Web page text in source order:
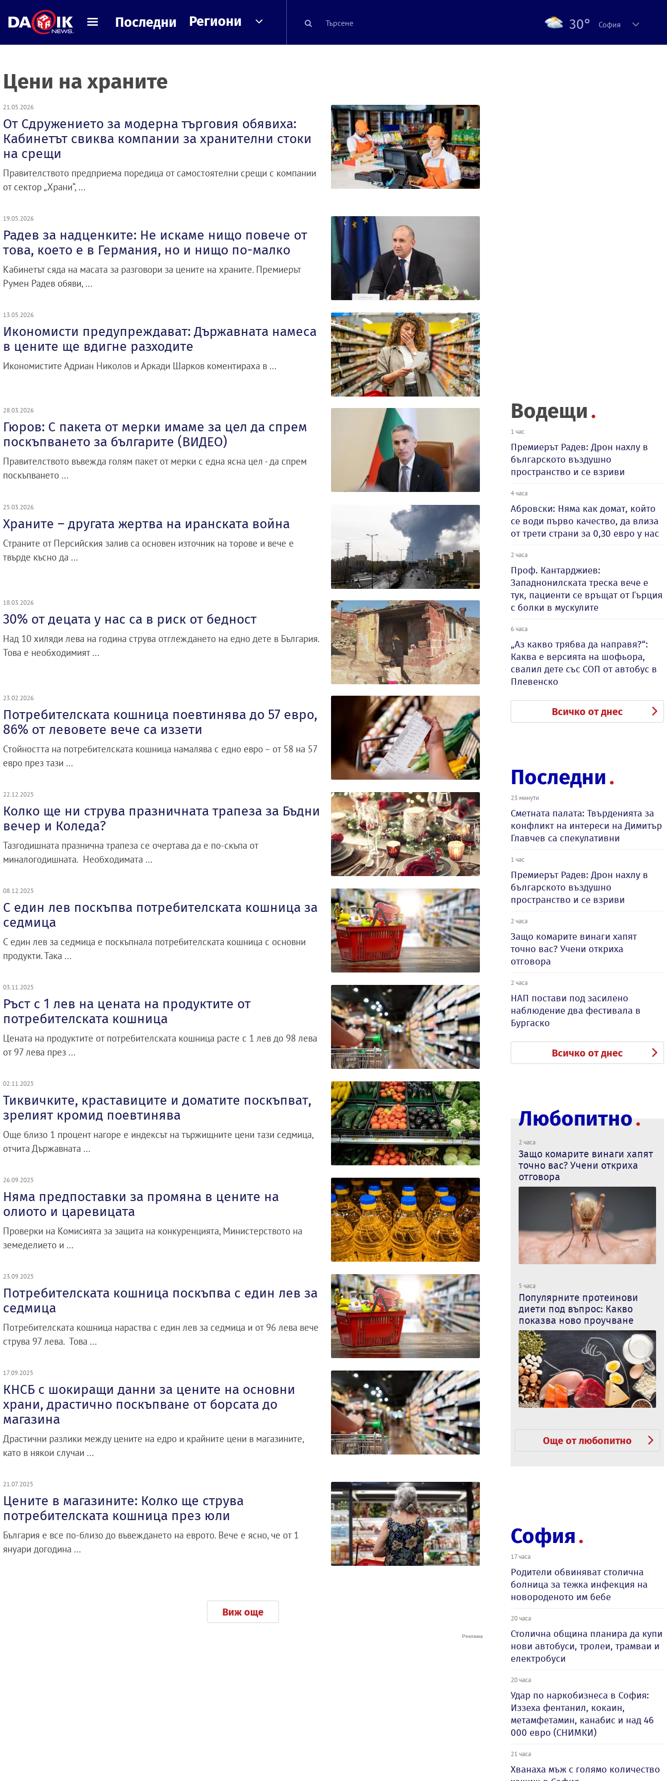
Последни Региони 30° София
Цени на храните
21.05.2026
От Сдружението за модерна търговия обявиха:
Кабинетът свиква компании за хранителни стоки
на срещи
Правителството предприема поредица от самостоятелни срещи с компании
от сектор „Храни“, ...
19.05.2026
Радев за надценките: Не искаме нищо повече от
това, което е в Германия, но и нищо по-малко
Кабинетът сяда на масата за разговори за цените на храните. Премиерът
Румен Радев обяви, ...
13.05.2026
Икономисти предупреждават: Държавната намеса
в цените ще вдигне разходите
Икономистите Адриан Николов и Аркади Шарков коментираха в ...
28.03.2026
Гюров: С пакета от мерки имаме за цел да спрем
поскъпването за българите (ВИДЕО)
Правителството въвежда голям пакет от мерки с една ясна цел - да спрем
поскъпването ...
25.03.2026
Храните – другата жертва на иранската война
Страните от Персийския залив са основен източник на торове и вече е
твърде късно да ...
18.03.2026
30% от децата у нас са в риск от бедност
Над 10 хиляди лева на година струва отглеждането на едно дете в България.
Това е необходимият ...
23.02.2026
Потребителската кошница поевтинява до 57 евро,
86% от левовете вече са иззети
Стойността на потребителската кошница намалява с едно евро – от 58 на 57
евро през тази ...
22.12.2025
Колко ще ни струва празничната трапеза за Бъдни
вечер и Коледа?
Тазгодишната празнична трапеза се очертава да е по-скъпа от
миналогодишната. Необходимата ...
08.12.2025
С един лев поскъпва потребителската кошница за
седмица
С един лев за седмица е поскъпнала потребителската кошница с основни
продукти. Така ...
03.11.2025
Ръст с 1 лев на цената на продуктите от
потребителската кошница
Цената на продуктите от потребителската кошница расте с 1 лев до 98 лева
от 97 лева през ...
02.11.2025
Тиквичките, краставиците и доматите поскъпват,
зрелият кромид поевтинява
Още близо 1 процент нагоре е индексът на тържищните цени тази седмица,
отчита Държавната ...
26.09.2025
Няма предпоставки за промяна в цените на
олиото и царевицата
Проверки на Комисията за защита на конкуренцията, Министерството на
земеделието и ...
23.09.2025
Потребителската кошница поскъпва с един лев за
седмица
Потребителската кошница нараства с един лев за седмица и от 96 лева вече
струва 97 лева. Това ...
17.09.2025
КНСБ с шокиращи данни за цените на основни
храни, драстично поскъпване от борсата до
магазина
Драстични разлики между цените на едро и крайните цени в магазините,
като в някои случаи ...
21.07.2025
Цените в магазините: Колко ще струва
потребителската кошница през юли
България е все по-близо до въвеждането на еврото. Вече е ясно, че от 1
януари догодина ...
Виж още
Водещи
1 час
Премиерът Радев: Дрон нахлу в
българското въздушно
пространство и се взриви
4 часа
Абровски: Няма как домат, който
се води първо качество, да влиза
от трети страни за 0,30 евро у нас
2 часа
Проф. Кантарджиев:
Западнонилската треска вече е
тук, пациенти се връщат от Гърция
с болки в мускулите
6 часа
„Аз какво трябва да направя?“:
Каква е версията на шофьора,
свалил дете със СОП от автобус в
Плевенско
Всичко от днес
Последни
23 минути
Сметната палата: Твърденията за
конфликт на интереси на Димитър
Главчев са спекулативни
1 час
Премиерът Радев: Дрон нахлу в
българското въздушно
пространство и се взриви
2 часа
Защо комарите винаги хапят
точно вас? Учени откриха
отговора
2 часа
НАП постави под засилено
наблюдение два фестивала в
Бургаско
Всичко от днес
Любопитно
2 часа
Защо комарите винаги хапят
точно вас? Учени откриха
отговора
5 часа
Популярните протеинови
диети под въпрос: Какво
показва ново проучване
Още от любопитно
София
17 часа
Родители обвиняват столична
болница за тежка инфекция на
новороденото им бебе
20 часа
Столична община планира да купи
нови автобуси, тролеи, трамваи и
електробуси
20 часа
Удар по наркобизнеса в София:
Иззеха фентанил, кокаин,
метамфетамин, канабис и над 46
000 евро (СНИМКИ)
21 часа
Хванаха мъж с голямо количество